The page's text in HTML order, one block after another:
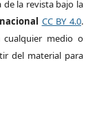
de la revista bajo la
CC BY 4.0.
medio o
del material para